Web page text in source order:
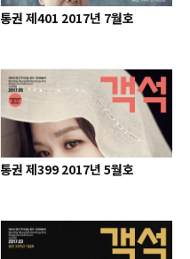
통권 제401 2017년 7월호
통권 제399 2017년 5월호